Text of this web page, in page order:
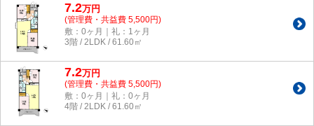
7.2万円
(管理費・共益費 5,500円)
敷：0ヶ月｜礼：1ヶ月
3階 / 2LDK / 61.60㎡
7.2万円
(管理費・共益費 5,500円)
敷：0ヶ月｜礼：0ヶ月
4階 / 2LDK / 61.60㎡